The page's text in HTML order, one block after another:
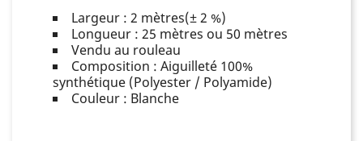
Largeur : 2 mètres(± 2 %)
Longueur : 25 mètres ou 50 mètres
Vendu au rouleau
Composition : Aiguilleté 100%
synthétique (Polyester / Polyamide)
Couleur : Blanche